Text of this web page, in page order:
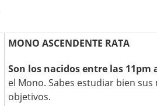
MONO ASCENDENTE RATA
Son los nacidos entre las 11pm
el Mono. Sabes estudiar bien
objetivos.